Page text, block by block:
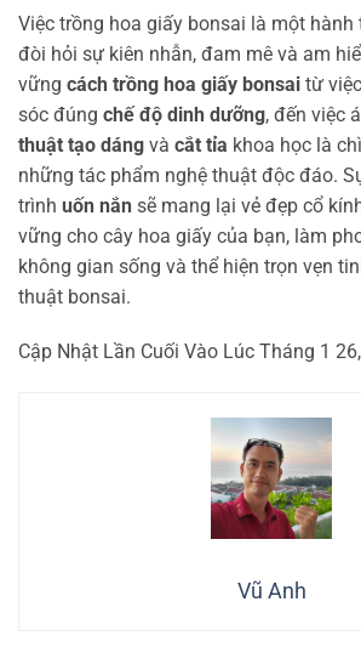
Việc trồng hoa giấy bonsai là một hành
đòi hỏi sự kiên nhẫn, đam mê và am
vững cách trồng hoa giấy bonsai từ
sóc đúng chế độ dinh dưỡng, đến việc
thuật tạo dáng và cắt tỉa khoa học là
những tác phẩm nghệ thuật độc đáo.
trình uốn nắn sẽ mang lại vẻ đẹp cổ
vững cho cây hoa giấy của bạn, làm
không gian sống và thể hiện trọn vẹn
thuật bonsai.
Cập Nhật Lần Cuối Vào Lúc Tháng 1
Vũ Anh